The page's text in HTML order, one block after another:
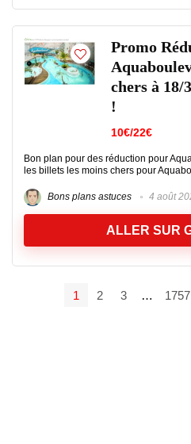
Promo
chers à
!
10€/22€
Bon plan pour des réduction pour
les billets les moins chers pour
Bons plans astuces 4 août
ALLER SUR
1 2 3 … 1757